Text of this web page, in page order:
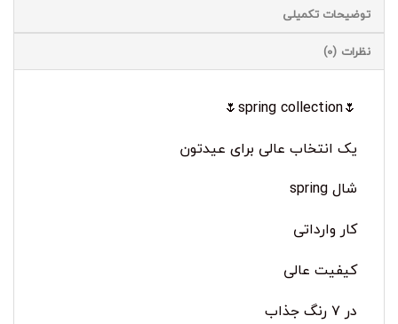
توضیحات تکمیلی
نظرات (0)
🌷spring collection🌷
یک انتخاب عالی برای عیدتون
شال spring
کار وارداتی
کیفیت عالی
در ۷ رنگ جذاب